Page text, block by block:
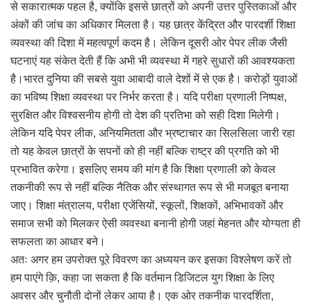
से सकारात्मक पहल है, क्योंकि इससे छात्रों को अपनी उत्तर पुस्तिकाओं और
अंकों की जांच का अधिकार मिलता है। यह छात्र केंद्रित और पारदर्शी शिक्षा
व्यवस्था की दिशा में महत्वपूर्ण कदम है। लेकिन दूसरी ओर पेपर लीक जैसी
घटनाएं यह संकेत देती हैं कि अभी भी व्यवस्था में गहरे सुधारों की आवश्यकता
है।भारत दुनिया की सबसे युवा आबादी वाले देशों में से एक है। करोड़ों युवाओं
का भविष्य शिक्षा व्यवस्था पर निर्भर करता है। यदि परीक्षा प्रणाली निष्पक्ष,
सुरक्षित और विश्वसनीय होगी तो देश की प्रतिभा को सही दिशा मिलेगी।
लेकिन यदि पेपर लीक, अनियमितता और भ्रष्टाचार का सिलसिला जारी रहा
तो यह केवल छात्रों के सपनों को ही नहीं बल्कि राष्ट्र की प्रगति को भी
प्रभावित करेगा। इसलिए समय की मांग है कि शिक्षा प्रणाली को केवल
तकनीकी रूप से नहीं बल्कि नैतिक और संस्थागत रूप से भी मजबूत बनाया
जाए। शिक्षा मंत्रालय, परीक्षा एजेंसियों, स्कूलों, शिक्षकों, अभिभावकों और
समाज सभी को मिलकर ऐसी व्यवस्था बनानी होगी जहां मेहनत और योग्यता ही
सफलता का आधार बने।
अतः अगर हम उपरोक्त पूरे विवरण का अध्ययन कर इसका विश्लेषण करें तो
हम पाएंगे क़ि, कहा जा सकता है कि वर्तमान डिजिटल युग शिक्षा के लिए
अवसर और चुनौती दोनों लेकर आया है। एक ओर तकनीक पारदर्शिता,